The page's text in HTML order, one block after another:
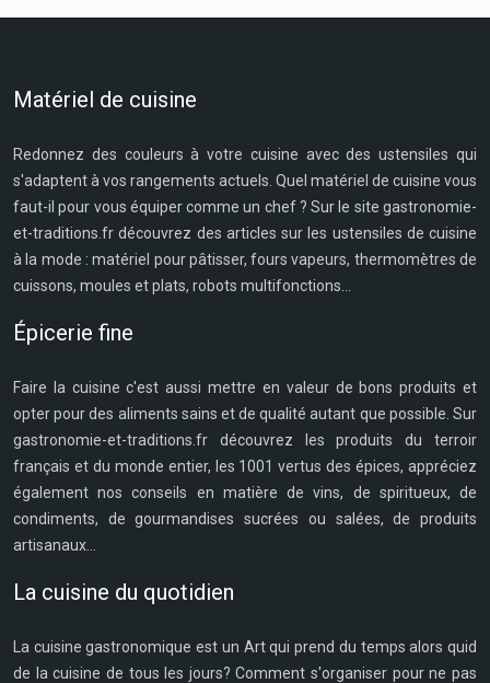
Matériel de cuisine
Redonnez des couleurs à votre cuisine avec des ustensiles qui
s'adaptent à vos rangements actuels. Quel matériel de cuisine vous
faut-il pour vous équiper comme un chef ? Sur le site gastronomie-
et-traditions.fr découvrez des articles sur les ustensiles de cuisine
à la mode : matériel pour pâtisser, fours vapeurs, thermomètres de
cuissons, moules et plats, robots multifonctions...
Épicerie fine
Faire la cuisine c'est aussi mettre en valeur de bons produits et
opter pour des aliments sains et de qualité autant que possible. Sur
gastronomie-et-traditions.fr découvrez les produits du terroir
français et du monde entier, les 1001 vertus des épices, appréciez
également nos conseils en matière de vins, de spiritueux, de
condiments, de gourmandises sucrées ou salées, de produits
artisanaux...
La cuisine du quotidien
La cuisine gastronomique est un Art qui prend du temps alors quid
de la cuisine de tous les jours? Comment s'organiser pour ne pas